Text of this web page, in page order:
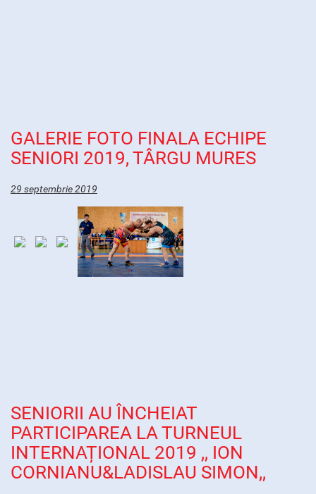
GALERIE FOTO FINALA ECHIPE
SENIORI 2019, TÂRGU MURES
29 septembrie 2019
SENIORII AU ÎNCHEIAT
PARTICIPAREA LA TURNEUL
INTERNAȚIONAL 2019 ,, ION
CORNIANU&LADISLAU SIMON,,